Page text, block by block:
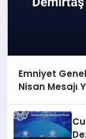
Emniyet
Nisan Mesajı